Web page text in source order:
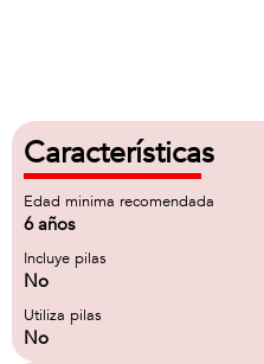
Características
Edad minima recomendada
6 años
Incluye pilas
No
Utiliza pilas
No